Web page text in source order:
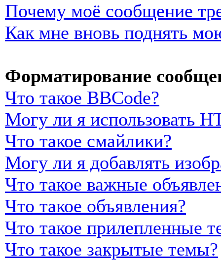
Почему моё сообщение
Как мне вновь поднять
Форматирование
Что такое BBCode?
Могу ли я использовать
Что такое смайлики?
Могу ли я добавлять
Что такое важные
Что такое объявления?
Что такое прилепленные
Что такое закрытые темы?